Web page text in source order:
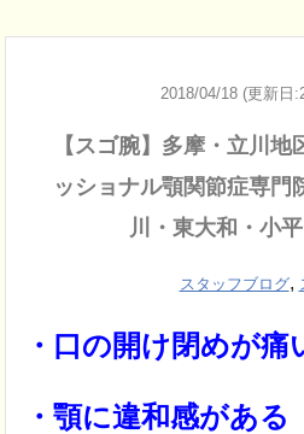
2018/04/18 (更新日
【スゴ腕】多摩・立川
ッショナル顎関節症専門
川・東大和・小
スタッフブログ,
・口の開け閉めが痛
・顎に違和感がある